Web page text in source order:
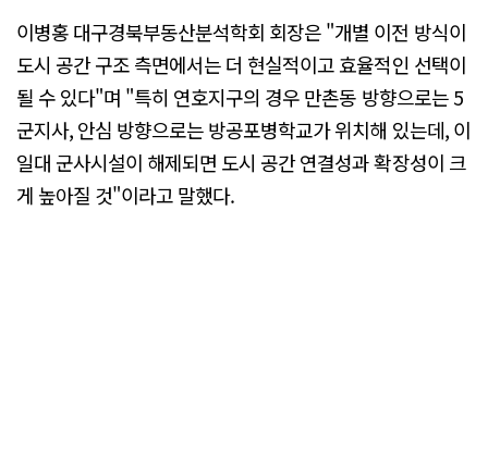
이병홍 대구경북부동산분석학회 회장은 "개별 이전 방식이
도시 공간 구조 측면에서는 더 현실적이고 효율적인 선택이
될 수 있다"며 "특히 연호지구의 경우 만촌동 방향으로는 5
군지사, 안심 방향으로는 방공포병학교가 위치해 있는데, 이
일대 군사시설이 해제되면 도시 공간 연결성과 확장성이 크
게 높아질 것"이라고 말했다.